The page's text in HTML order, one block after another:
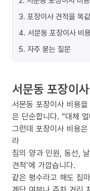
3. 포장이사 견적을 똑
4. 서문동 포장이사 비
5. 자주 묻는 질문
서문동 포장이
서문동 포장이사 비용
은 단순합니다. “대체
그런데 포장이사 비용
라
짐의 양과 인원, 동선,
견적’에 가깝습니다.
같은 평수라고 해도 집